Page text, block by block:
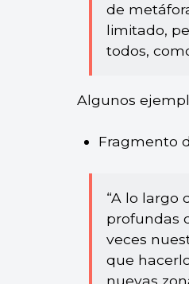
de
limitado,
todos,
Algunos
Fragmento
“A lo largo
profundas
veces
que
nuevas